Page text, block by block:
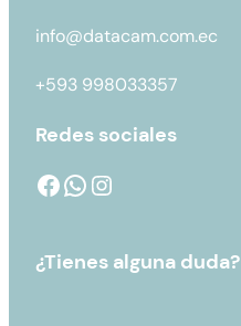
info@datacam.com.ec
+593 998033357
Redes sociales
¿Tienes alguna duda?